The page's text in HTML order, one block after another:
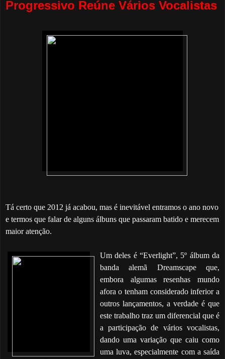
Progressivo Reúne Vários Vocalistas
Tá certo que 2012 já acabou, mas é inevitável entramos o ano novo
e termos que falar de alguns álbuns que passaram batido e merecem
maior atenção.
Um deles é “Everlight”, 5º álbum da
banda alemã Dreamscape que,
embora algumas resenhas mundo
afora o tenham considerado inferior a
outros lançamentos, a verdade é que
este trabalho traz um diferencial que é
a participação de vários vocalistas,
dando uma variação que caiu como
uma luva, especialmente com a saída